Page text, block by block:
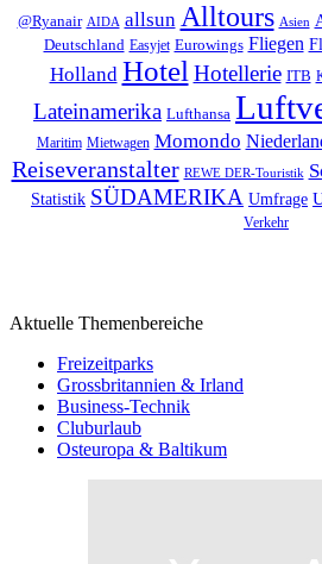
@Ryanair AIDA allsun Alltours Asien
Deutschland Easyjet Eurowings Fliegen
Holland Hotel Hotellerie ITB
Lateinamerika Lufthansa
Maritim Mietwagen Momondo
Reiseveranstalter REWE DER-Touristik
Statistik SÜDAMERIKA Umfrage
Verkehr
Aktuelle Themenbereiche
Freizeitparks
Grossbritannien & Irland
Business-Technik
Cluburlaub
Osteuropa & Baltikum